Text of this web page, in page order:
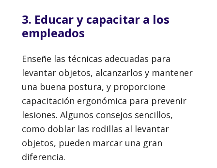
3. Educar y capacitar a los
empleados
Enseñe las técnicas adecuadas para
levantar objetos, alcanzarlos y mantener
una buena postura, y proporcione
capacitación ergonómica para prevenir
lesiones. Algunos consejos sencillos,
como doblar las rodillas al levantar
objetos, pueden marcar una gran
diferencia.